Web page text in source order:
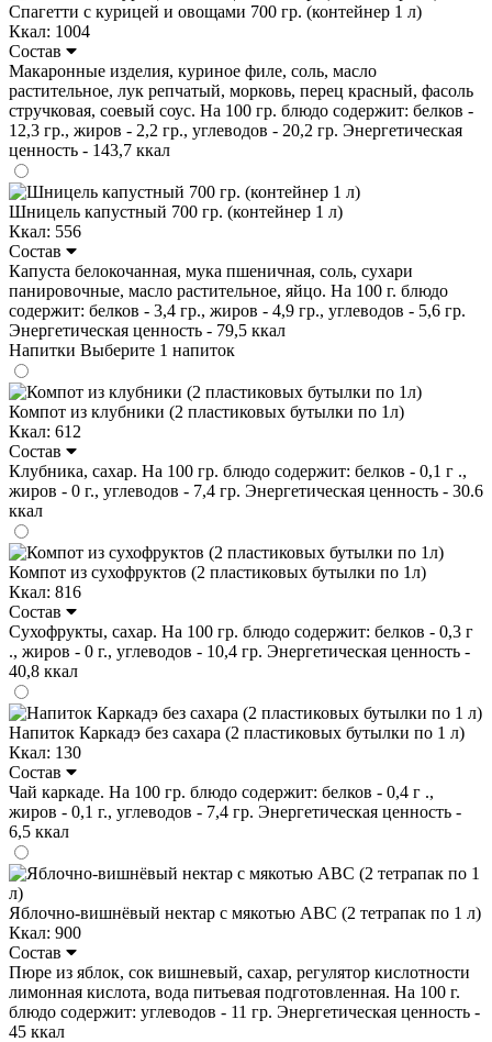
Спагетти с курицей и овощами 700 гр. (контейнер 1 л)
Ккал: 1004
Состав
Макаронные изделия, куриное филе, соль, масло
растительное, лук репчатый, морковь, перец красный, фасоль
стручковая, соевый соус. На 100 гр. блюдо содержит: белков -
12,3 гр., жиров - 2,2 гр., углеводов - 20,2 гр. Энергетическая
ценность - 143,7 ккал
Шницель капустный 700 гр. (контейнер 1 л)
Ккал: 556
Состав
Капуста белокочанная, мука пшеничная, соль, сухари
панировочные, масло растительное, яйцо. На 100 г. блюдо
содержит: белков - 3,4 гр., жиров - 4,9 гр., углеводов - 5,6 гр.
Энергетическая ценность - 79,5 ккал
Напитки Выберите 1 напиток
Компот из клубники (2 пластиковых бутылки по 1л)
Ккал: 612
Состав
Клубника, сахар. На 100 гр. блюдо содержит: белков - 0,1 г .,
жиров - 0 г., углеводов - 7,4 гр. Энергетическая ценность - 30.6
ккал
Компот из сухофруктов (2 пластиковых бутылки по 1л)
Ккал: 816
Состав
Сухофрукты, сахар. На 100 гр. блюдо содержит: белков - 0,3 г
., жиров - 0 г., углеводов - 10,4 гр. Энергетическая ценность -
40,8 ккал
Напиток Каркадэ без сахара (2 пластиковых бутылки по 1 л)
Ккал: 130
Состав
Чай каркаде. На 100 гр. блюдо содержит: белков - 0,4 г .,
жиров - 0,1 г., углеводов - 7,4 гр. Энергетическая ценность -
6,5 ккал
Яблочно-вишнёвый нектар с мякотью ABC (2 тетрапак по 1 л)
Ккал: 900
Состав
Пюре из яблок, сок вишневый, сахар, регулятор кислотности
лимонная кислота, вода питьевая подготовленная. На 100 г.
блюдо содержит: углеводов - 11 гр. Энергетическая ценность -
45 ккал